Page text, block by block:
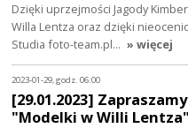
Dzięki uprzejmości Jagody
Willa Lentza oraz dzięki
Studia foto-team.pl… » więcej
2023-01-29, godz. 06:00
[29.01.2023]
"Modelki w Willi Lentza"